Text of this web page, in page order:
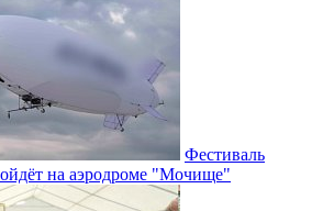
Фестиваль
на аэродроме "Мочище"